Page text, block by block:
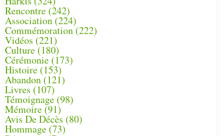
Rencontre (242)
Association (224)
Commémoration(222)
Vidéos (221)
Culture(180)
Cérémonie (173)
Histoire (153)
Abandon(121)
Livres (107)
Témoignage (98)
Mémoire (91)
Avis De Décès (80)
Hommage (73)